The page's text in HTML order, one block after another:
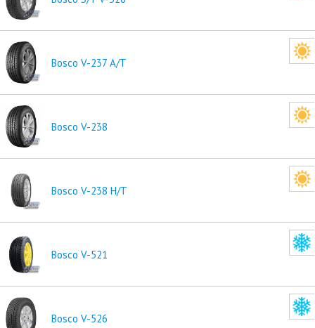
Bosco V-237 A/T
Bosco V-238
Bosco V-238 H/T
Bosco V-521
Bosco V-526